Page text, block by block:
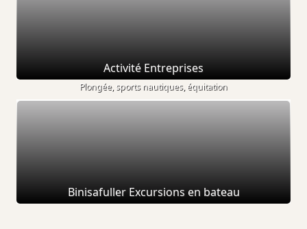
Activité Entreprises
Plongée, sports nautiques, équitation
Binisafuller Excursions en bateau